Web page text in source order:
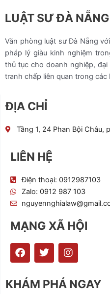
LUẬT SƯ ĐÀ NẴNG
Văn phòng luật sư Đà Nẵng
pháp lý giàu kinh nghiệm
thủ tục cho doanh nghiệp,
tranh chấp liên quan trong
ĐỊA CHỈ
Tầng 1, 24 Phan Bội Châu,
LIÊN HỆ
Điện thoại: 0912987103
Zalo: 0912 987 103
MẠNG XÃ HỘI
F
a
e
b
T
w
t
t
I
n
t
a
KHÁM PHÁ NGAY